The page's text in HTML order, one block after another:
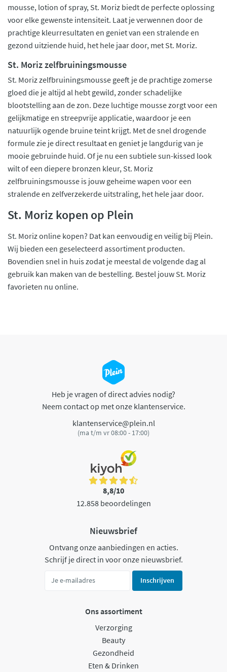
mousse, lotion of spray, St. Moriz biedt de perfecte oplossing
voor elke gewenste intensiteit. Laat je verwennen door de
prachtige kleurresultaten en geniet van een stralende en
gezond uitziende huid, het hele jaar door, met St. Moriz.
St. Moriz zelfbruiningsmousse
St. Moriz zelfbruiningsmousse geeft je de prachtige zomerse
gloed die je altijd al hebt gewild, zonder schadelijke
blootstelling aan de zon. Deze luchtige mousse zorgt voor een
gelijkmatige en streepvrije applicatie, waardoor je een
natuurlijk ogende bruine teint krijgt. Met de snel drogende
formule zie je direct resultaat en geniet je langdurig van je
mooie gebruinde huid. Of je nu een subtiele sun-kissed look
wilt of een diepere bronzen kleur, St. Moriz
zelfbruiningsmousse is jouw geheime wapen voor een
stralende en zelfverzekerde uitstraling, het hele jaar door.
St. Moriz kopen op Plein
St. Moriz online kopen? Dat kan eenvoudig en veilig bij Plein.
Wij bieden een geselecteerd assortiment producten.
Bovendien snel in huis zodat je meestal de volgende dag al
gebruik kan maken van de bestelling. Bestel jouw St. Moriz
favorieten nu online.
Heb je vragen of direct advies nodig?
Neem contact op met onze klantenservice.
klantenservice@plein.nl
(ma t/m vr 08:00 - 17:00)
8,8/10
12.858 beoordelingen
Nieuwsbrief
Ontvang onze aanbiedingen en acties.
Schrijf je direct in voor onze nieuwsbrief.
Inschrijven
Ons assortiment
Verzorging
Beauty
Gezondheid
Eten & Drinken